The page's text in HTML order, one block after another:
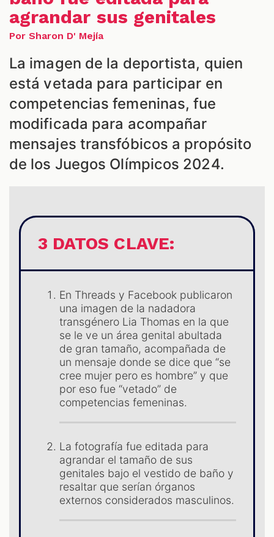
agrandar sus genitales
Por Sharon D' Mejía
La imagen de la deportista, quien
está vetada para participar en
competencias femeninas, fue
modificada para acompañar
mensajes transfóbicos a propósito
de los Juegos Olímpicos 2024.
3 DATOS CLAVE:
En Threads y Facebook publicaron
una imagen de la nadadora
transgénero Lia Thomas en la que
se le ve un área genital abultada
de gran tamaño, acompañada de
un mensaje donde se dice que “se
cree mujer pero es hombre” y que
por eso fue “vetado” de
competencias femeninas.
La fotografía fue editada para
agrandar el tamaño de sus
genitales bajo el vestido de baño y
resaltar que serían órganos
externos considerados masculinos.